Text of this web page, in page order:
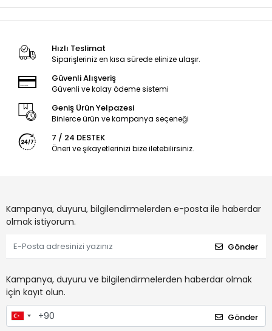
Hızlı Teslimat
Siparişleriniz en kısa sürede elinize ulaşır.
Güvenli Alışveriş
Güvenli ve kolay ödeme sistemi
Geniş Ürün Yelpazesi
Binlerce ürün ve kampanya seçeneği
7 / 24 DESTEK
Öneri ve şikayetlerinizi bize iletebilirsiniz.
Kampanya, duyuru, bilgilendirmelerden e-posta ile haberdar
olmak istiyorum.
Gönder
Kampanya, duyuru ve bilgilendirmelerden haberdar olmak
için kayıt olun.
Gönder